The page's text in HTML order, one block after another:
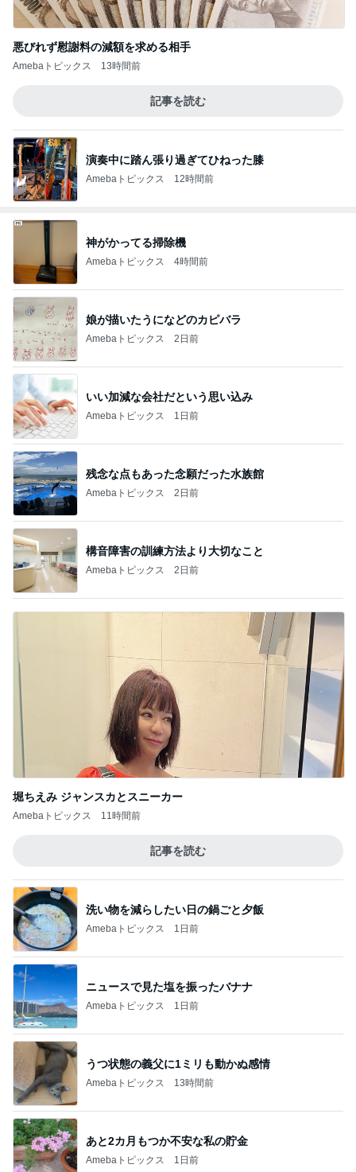
悪びれず慰謝料の減額を求める相手
Amebaトピックス 13時間前
記事を読む
演奏中に踏ん張り過ぎてひねった膝
Amebaトピックス 12時間前
神がかってる掃除機
Amebaトピックス 4時間前
娘が描いたうになどのカピバラ
Amebaトピックス 2日前
いい加減な会社だという思い込み
Amebaトピックス 1日前
残念な点もあった念願だった水族館
Amebaトピックス 2日前
構音障害の訓練方法より大切なこと
Amebaトピックス 2日前
堀ちえみ ジャンスカとスニーカー
Amebaトピックス 11時間前
記事を読む
洗い物を減らしたい日の鍋ごと夕飯
Amebaトピックス 1日前
ニュースで見た塩を振ったバナナ
Amebaトピックス 1日前
うつ状態の義父に1ミリも動かぬ感情
Amebaトピックス 13時間前
あと2カ月もつか不安な私の貯金
Amebaトピックス 1日前